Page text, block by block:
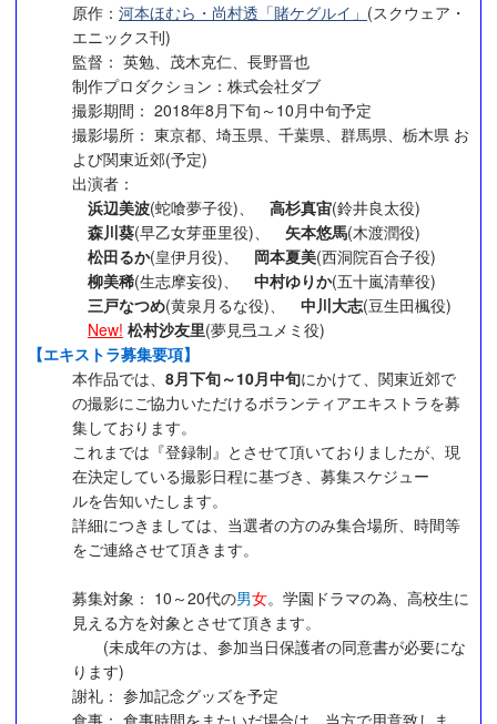
原作： 河本ほむら・尚村透「賭ケグルイ」 (スクウェア・
エニックス刊)
監督： 英勉、茂木克仁、長野晋也
制作プロダクション：株式会社ダブ
撮影期間： 2018年8月下旬～10月中旬予定
撮影場所： 東京都、埼玉県、千葉県、群馬県、栃木県 お
よび関東近郊(予定)
出演者：
浜辺美波(蛇喰夢子役)、 高杉真宙(鈴井良太役)
森川葵(早乙女芽亜里役)、 矢本悠馬(木渡潤役)
松田るか(皇伊月役)、 岡本夏美(西洞院百合子役)
柳美稀(生志摩妄役)、 中村ゆりか(五十嵐清華役)
三戸なつめ(黄泉月るな役)、 中川大志(豆生田楓役)
New! 松村沙友里(夢見弖ユメミ役)
【エキストラ募集要項】
本作品では、 8月下旬～10月中旬にかけて、関東近郊で
の撮影にご協力いただけるボランティアエキストラを募
集しております。
これまでは『登録制』とさせて頂いておりましたが、現
在決定している撮影日程に基づき、募集スケジュー
ルを告知いたします。
詳細につきましては、当選者の方のみ集合場所、時間等
をご連絡させて頂きます。
募集対象： 10～20代の男女。学園ドラマの為、高校生に
見える方を対象とさせて頂きます。
(未成年の方は、参加当日保護者の同意書が必要にな
ります)
謝礼： 参加記念グッズを予定